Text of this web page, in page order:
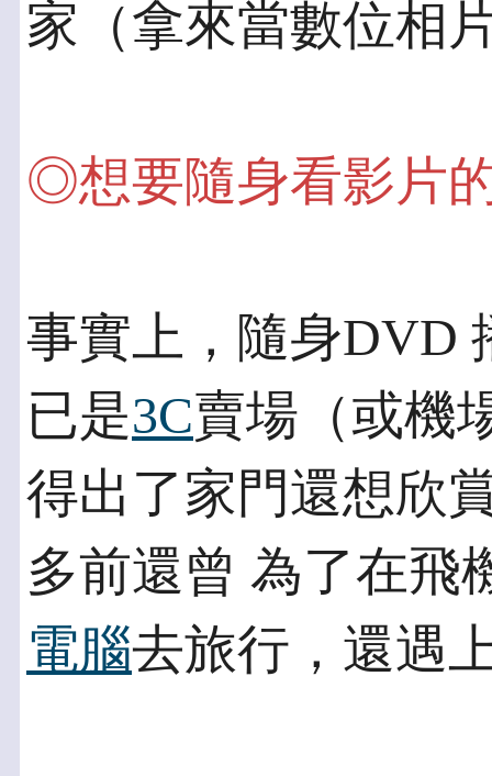
家（拿來當數位相
◎想要隨身看影片
事實上，隨身DVD
已是3C賣場（或機
得出了家門還想欣
多前還曾 為了在飛
電腦去旅行，還遇